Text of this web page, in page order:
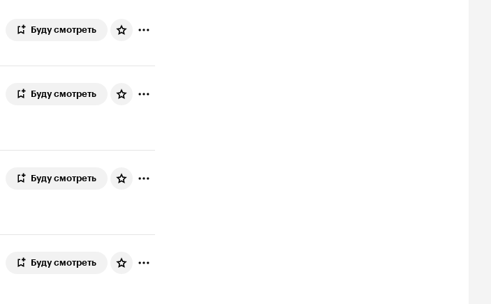
Буду смотреть
Буду смотреть
Буду смотреть
Буду смотреть